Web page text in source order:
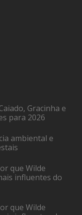
Gracinha e
para 2026
ambiental e
que Wilde
influentes do
que Wilde